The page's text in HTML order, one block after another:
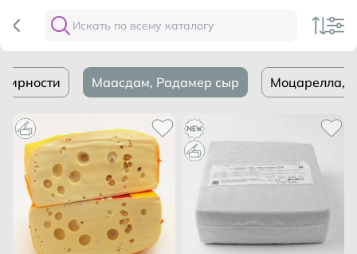
Маасдам, Радамер сыр Моцарелла,